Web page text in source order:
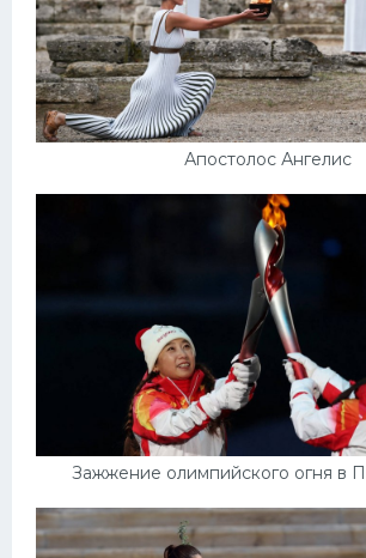
Апостолос Ангелис
Зажжение олимпийского огня в